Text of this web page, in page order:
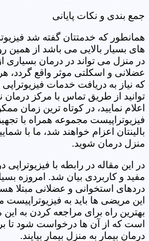
جمع بندی و نکات پایانی
همانطور که خدمتتان گفته شد
های بسیار بالایی می باشد از همین
در منزل می تواند در درمان بسیاری
عضلانی و اسکلتی موثر واقع گردد،
که نیاز به دریافت خدمات
توانید از طریق تماس با مرکز درمان
اعلام نمایید، در کوتاه ترین زمان
فیزیوتراپیست مجموعه همراه با
بالینتان اعزام خواهند شد، ما با
منزل درمان شوید.
در این مقاله در رابطه با
مفید و کاربردی بیان شد. امروزه
دردهای استخوانی و عضلانی مبتلا
این مریضی ها باید به فیزیوتراپیست
بهترین راه برای مراجعه کردن به
است که از آن ها درخواست شود تا
درمان بیمار به منزل بیمار بیایند.